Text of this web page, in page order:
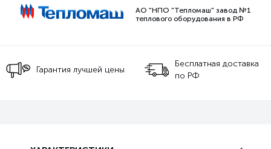
АО "НПО "Тепломаш" завод №1
теплового оборудования в РФ
Гарантия лучшей цены
Бесплатная доставка
по РФ